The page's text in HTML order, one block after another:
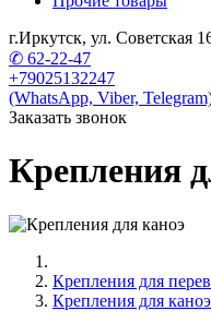
г.Иркутск, ул. Советская
✆ 62-22-47
+79025132247
(WhatsApp, Viber,
Заказать звонок
Крепления
Крепления для
Крепления для каноэ